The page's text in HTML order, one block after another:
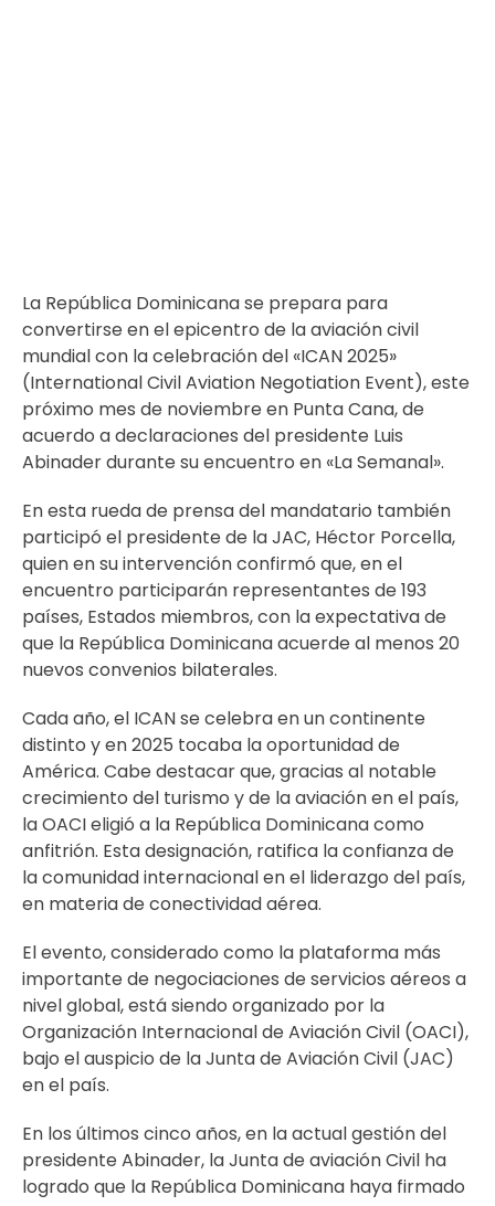
La República Dominicana se prepara para
convertirse en el epicentro de la aviación civil
mundial con la celebración del «ICAN 2025»
(International Civil Aviation Negotiation Event), este
próximo mes de noviembre en Punta Cana, de
acuerdo a declaraciones del presidente Luis
Abinader durante su encuentro en «La Semanal».
En esta rueda de prensa del mandatario también
participó el presidente de la JAC, Héctor Porcella,
quien en su intervención confirmó que, en el
encuentro participarán representantes de 193
países, Estados miembros, con la expectativa de
que la República Dominicana acuerde al menos 20
nuevos convenios bilaterales.
Cada año, el ICAN se celebra en un continente
distinto y en 2025 tocaba la oportunidad de
América. Cabe destacar que, gracias al notable
crecimiento del turismo y de la aviación en el país,
la OACI eligió a la República Dominicana como
anfitrión. Esta designación, ratifica la confianza de
la comunidad internacional en el liderazgo del país,
en materia de conectividad aérea.
El evento, considerado como la plataforma más
importante de negociaciones de servicios aéreos a
nivel global, está siendo organizado por la
Organización Internacional de Aviación Civil (OACI),
bajo el auspicio de la Junta de Aviación Civil (JAC)
en el país.
En los últimos cinco años, en la actual gestión del
presidente Abinader, la Junta de aviación Civil ha
logrado que la República Dominicana haya firmado